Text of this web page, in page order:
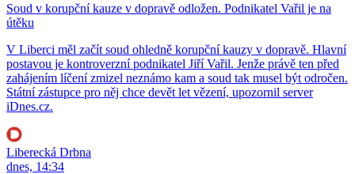
Soud v korupční kauze v dopravě odložen. Podnikatel Vařil je na
útěku
V Liberci měl začít soud ohledně korupční kauzy v dopravě. Hlavní
postavou je kontroverzní podnikatel Jiří Vařil. Jenže právě ten před
zahájením líčení zmizel neznámo kam a soud tak musel být odročen.
Státní zástupce pro něj chce devět let vězení, upozornil server
iDnes.cz.
Liberecká Drbna
dnes, 14:34